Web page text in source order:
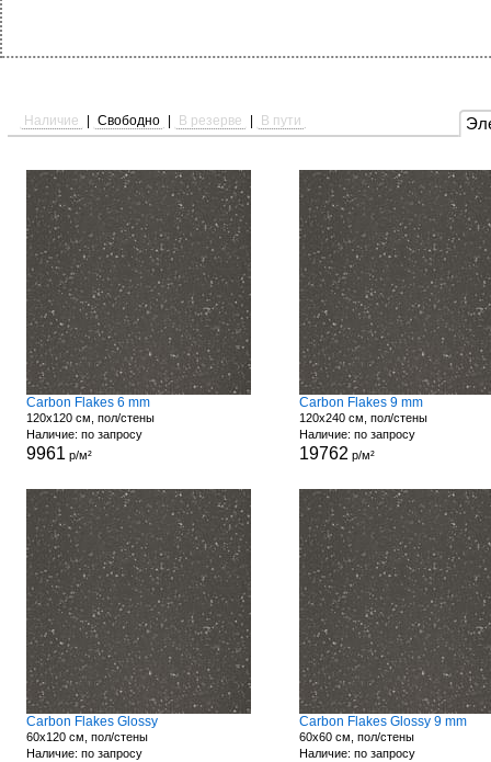
Наличие Свободно В резерве В пути
Carbon Flakes 6 mm
120x120 см, пол/стены
Наличие: по запросу
9961 р/м²
Carbon Flakes 9 mm
120x240 см, пол/стены
Наличие: по запросу
19762 р/м²
Carbon Flakes Glossy
60x120 см, пол/стены
Наличие: по запросу
Carbon Flakes Glossy 9 mm
60x60 см, пол/стены
Наличие: по запросу